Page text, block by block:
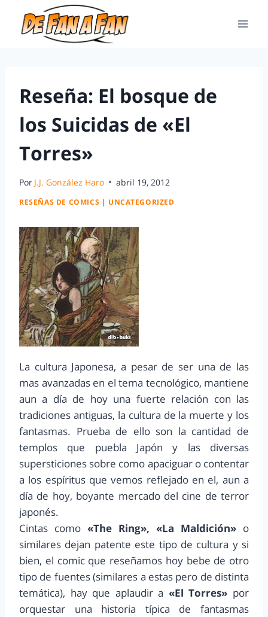
Reseña: El bosque de
los Suicidas de «El
Torres»
Por J.J. González Haro abril 19, 2012
RESEÑAS DE COMICS | UNCATEGORIZED
La cultura Japonesa, a pesar de ser una de las
mas avanzadas en el tema tecnológico, mantiene
aun a día de hoy una fuerte relación con las
tradiciones antiguas, la cultura de la muerte y los
fantasmas. Prueba de ello son la cantidad de
templos que puebla Japón y las diversas
supersticiones sobre como apaciguar o contentar
a los espíritus que vemos reflejado en el, aun a
día de hoy, boyante mercado del cine de terror
japonés.
Cintas como «The Ring», «La Maldición» o
similares dejan patente este tipo de cultura y si
bien, el comic que reseñamos hoy bebe de otro
tipo de fuentes (similares a estas pero de distinta
temática), hay que aplaudir a «El Torres» por
orquestar una historia típica de fantasmas